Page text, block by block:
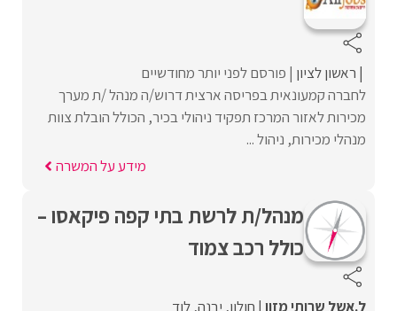
ראשון לציון פורסם לפני יותר מחודשיים
לחברה קמעונאית בפריסה ארצית דרוש/ה מנהל /ת מערך
מכירות לאזור המרכז תפקיד ניהולי בכיר, הכולל הובלת צוות
מנהלי מכירות, ניהול ...
מידע על המשרה
מנהל/ת לרשת בתי קפה פיקאסו –
כולל רכב צמוד
ל.אשל שרותי מזון חולון יבנה לוד